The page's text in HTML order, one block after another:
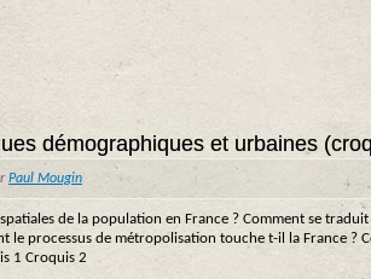
démographiques et urbaines
Paul Mougin
de la population en France ? Comment se
le processus de métropolisation touche t-il la France ?
1 Croquis 2